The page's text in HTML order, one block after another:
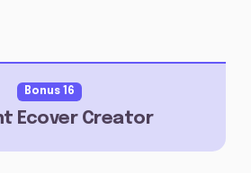
Bonus 16
Ecover Creator